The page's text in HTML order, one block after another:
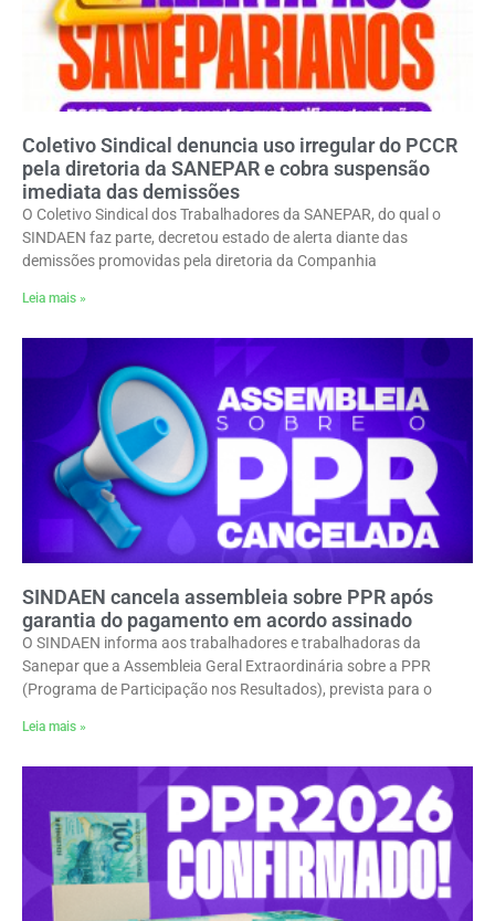
Coletivo Sindical denuncia uso irregular do PCCR
pela diretoria da SANEPAR e cobra suspensão
imediata das demissões
O Coletivo Sindical dos Trabalhadores da SANEPAR, do qual o
SINDAEN faz parte, decretou estado de alerta diante das
demissões promovidas pela diretoria da Companhia
Leia mais »
SINDAEN cancela assembleia sobre PPR após
garantia do pagamento em acordo assinado
O SINDAEN informa aos trabalhadores e trabalhadoras da
Sanepar que a Assembleia Geral Extraordinária sobre a PPR
(Programa de Participação nos Resultados), prevista para o
Leia mais »